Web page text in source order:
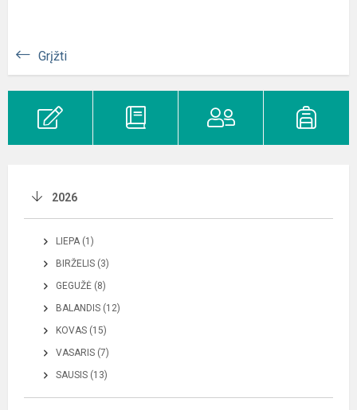
Grįžti
2026
LIEPA (1)
BIRŽELIS (3)
GEGUŽĖ (8)
BALANDIS (12)
KOVAS (15)
VASARIS (7)
SAUSIS (13)